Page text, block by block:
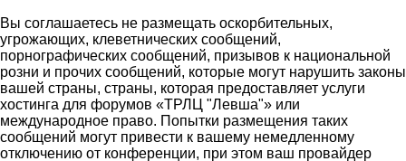
Вы соглашаетесь не размещать оскорбительных,
угрожающих, клеветнических сообщений,
порнографических сообщений, призывов к национальной
розни и прочих сообщений, которые могут нарушить законы
вашей страны, страны, которая предоставляет услуги
хостинга для форумов «ТРЛЦ "Левша"» или
международное право. Попытки размещения таких
сообщений могут привести к вашему немедленному
отключению от конференции, при этом ваш провайдер